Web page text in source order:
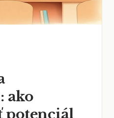
ako
potenciál